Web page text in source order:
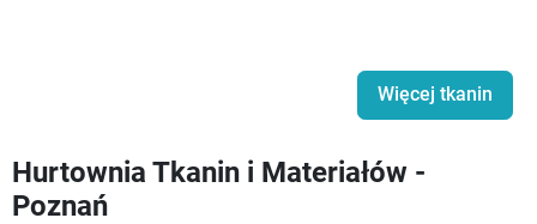
Więcej tkanin
Hurtownia Tkanin i Materiałów -
Poznań